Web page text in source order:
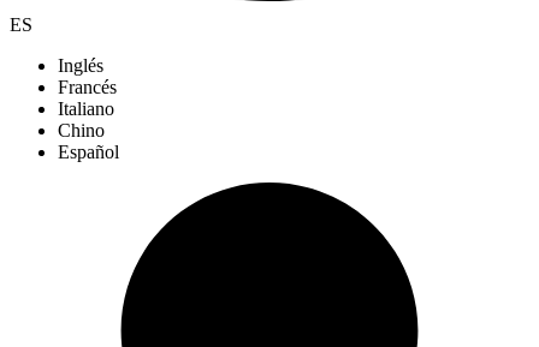
ES
Inglés
Francés
Italiano
Chino
Español